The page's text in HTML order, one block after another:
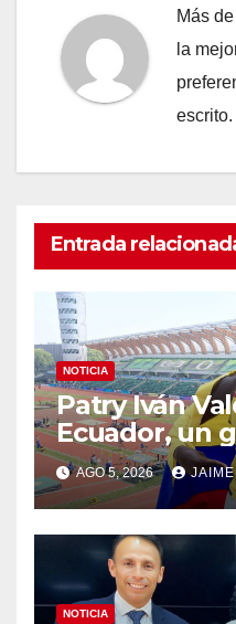
Más
la
escrito.
Entrada
NOTICIA
Patry Iván
Ecuador, un
el Mundial
AGO 5, 2026
NOTICIA